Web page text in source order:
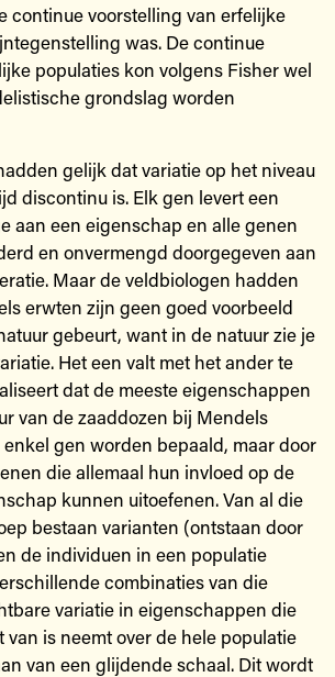
continue voorstelling van erfelijke
was. De continue
populaties kon volgens Fisher wel
grondslag worden
gelijk dat variatie op het niveau
discontinu is. Elk gen levert een
aan een eigenschap en alle genen
en onvermengd doorgegeven aan
Maar de veldbiologen hadden
erwten zijn geen goed voorbeeld
gebeurt, want in de natuur zie je
Het een valt met het ander te
dat de meeste eigenschappen
van de zaaddozen bij Mendels
gen worden bepaald, maar door
die allemaal hun invloed op de
kunnen uitoefenen. Van al die
bestaan varianten (ontstaan door
de individuen in een populatie
combinaties van die
variatie in eigenschappen die
van is neemt over de hele populatie
van een glijdende schaal. Dit wordt